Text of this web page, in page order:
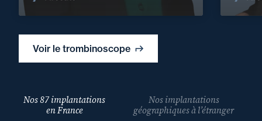
Voir le trombinoscope
Nos 87 implantations
en France
Nos implantations
géographiques à l’étranger